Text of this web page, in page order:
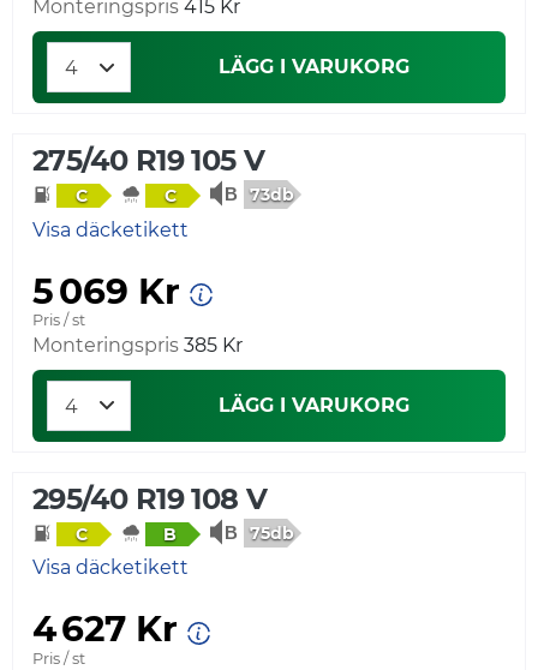
Monteringspris 415 Kr
LÄGG I VARUKORG
275/40 R19 105 V
C C 73db
Visa däcketikett
5 069 Kr
Pris / st
Monteringspris 385 Kr
LÄGG I VARUKORG
295/40 R19 108 V
C B 75db
Visa däcketikett
4 627 Kr
Pris / st